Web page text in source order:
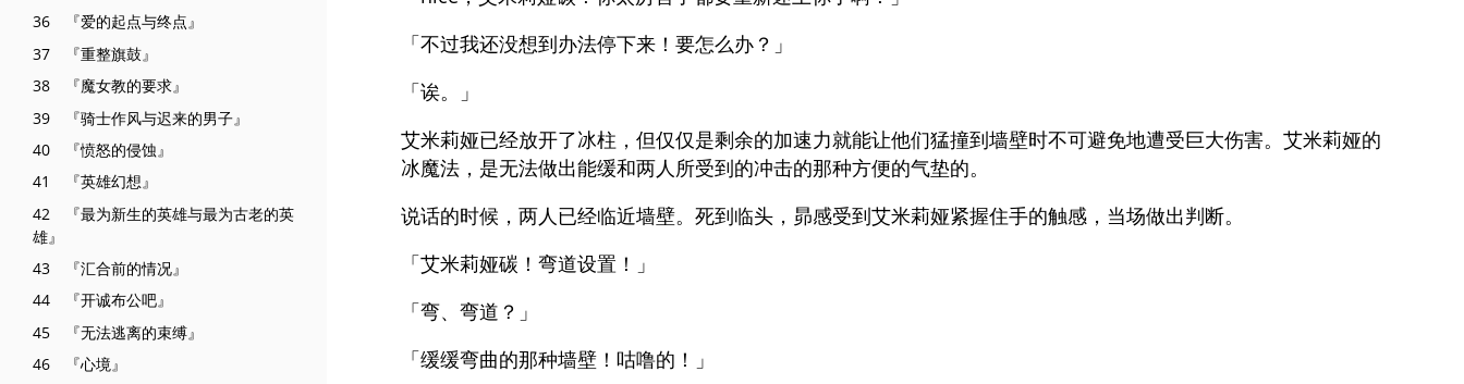
36 『爱的起点与终点』
37 『重整旗鼓』
38 『魔女教的要求』
39 『骑士作风与迟来的男子』
40 『愤怒的侵蚀』
41 『英雄幻想』
42 『最为新生的英雄与最为古老的英
雄』
43 『汇合前的情况』
44 『开诚布公吧』
45 『无法逃离的束缚』
46 『心境』
「不过我还没想到办法停下来！要怎么办？」
「诶。」
艾米莉娅已经放开了冰柱，但仅仅是剩余的加速力就能让他们猛撞到墙壁时不可避免地遭受巨大伤害。艾米莉娅的
冰魔法，是无法做出能缓和两人所受到的冲击的那种方便的气垫的。
说话的时候，两人已经临近墙壁。死到临头，昴感受到艾米莉娅紧握住手的触感，当场做出判断。
「艾米莉娅碳！弯道设置！」
「弯、弯道？」
「缓缓弯曲的那种墙壁！咕噜的！」